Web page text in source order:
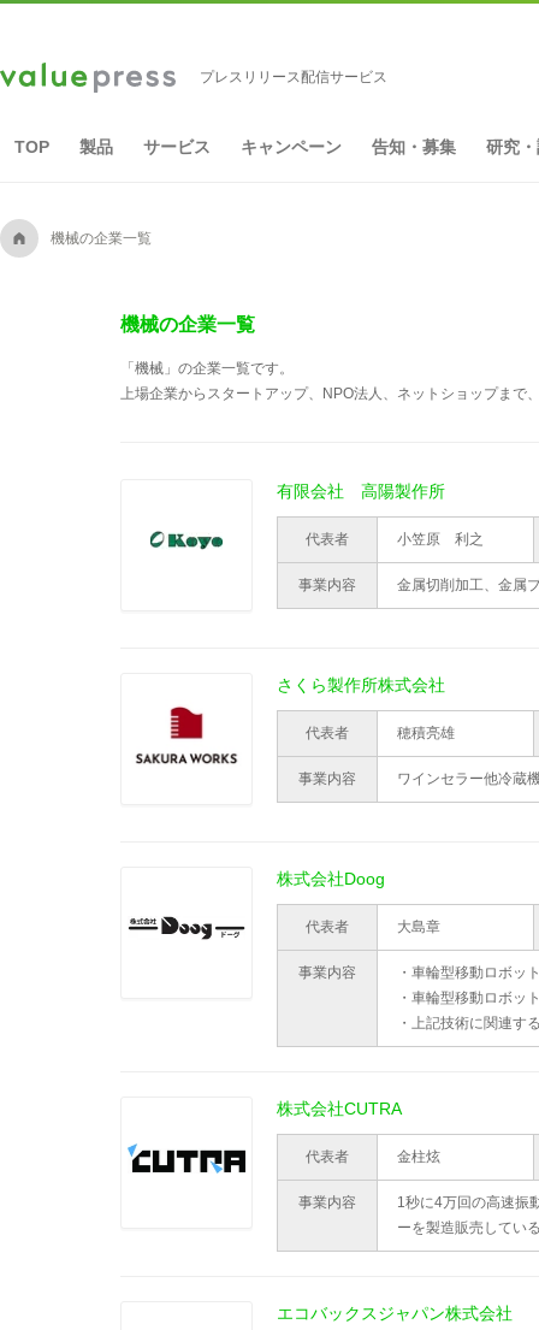
プレスリリース配信サービス
TOP 製品 サービス キャンペーン 告知・募集 研究
A 機械の企業一覧
機械の企業一覧
「機械」の企業一覧です。
上場企業からスタートアップ、NPO法人、ネットショップま
有限会社 高陽製作所
代表者 小笠原 利之
事業内容 金属切削加工、金属
さくら製作所株式会社
代表者 穂積亮雄
事業内容 ワインセラー他冷蔵
株式会社Doog
代表者 大島章
事業内容
・車輪型移動ロボッ
・車輪型移動ロボッ
・上記技術に関連す
株式会社CUTRA
代表者 金柱炫
事業内容
1秒に4万回の高速振
ーを製造販売してい
エコバックスジャパン株式会社